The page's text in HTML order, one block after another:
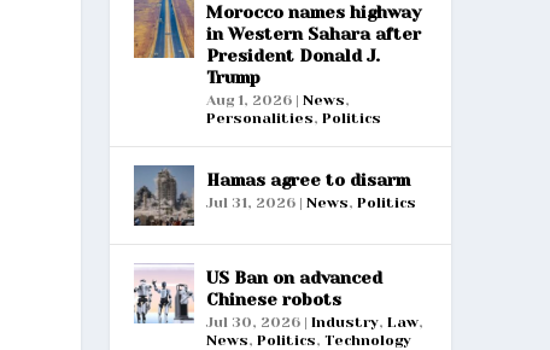
Morocco names highway
in Western Sahara after
President Donald J.
Trump
Aug 1, 2026| News,
Personalities, Politics
Hamas agree to disarm
Jul 31, 2026| News, Politics
US Ban on advanced
Chinese robots
Jul 30, 2026| Industry, Law,
News, Politics, Technology